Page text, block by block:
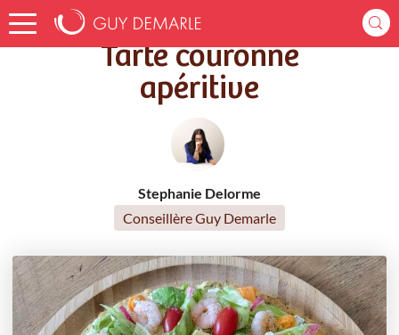
Accueil Recettes Tarte couronne apéritive
Tarte couronne
apéritive
Stephanie Delorme
Conseillère Guy Demarle